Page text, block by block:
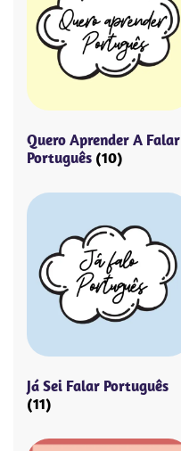
Quero Aprender A Falar
Português (10)
Já Sei Falar Português
(11)